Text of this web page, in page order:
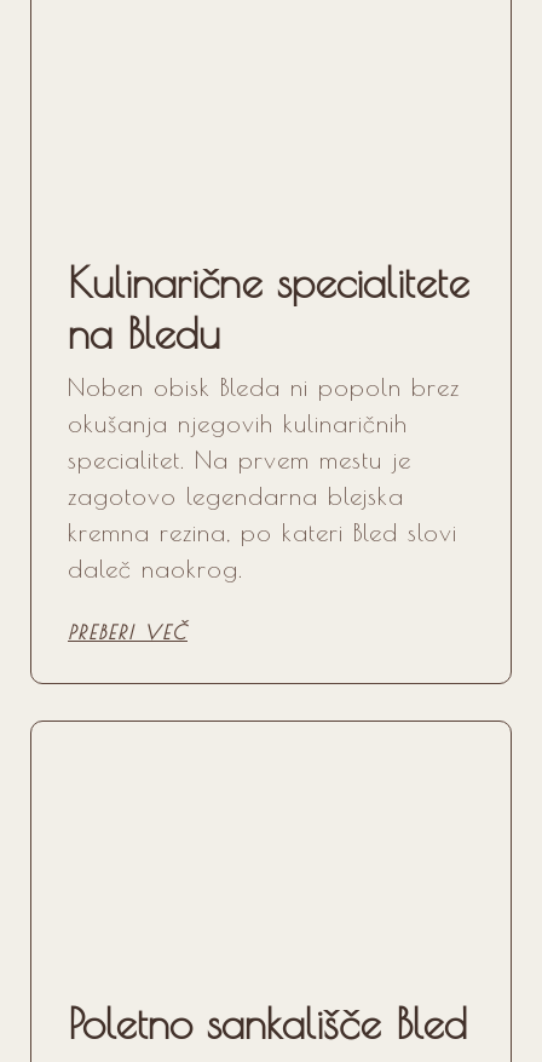
Kulinarične specialitete
na Bledu
Noben obisk Bleda ni popoln brez
okušanja njegovih kulinaričnih
specialitet. Na prvem mestu je
zagotovo legendarna blejska
kremna rezina, po kateri Bled slovi
daleč naokrog.
PREBERI VEČ
Poletno sankališče Bled